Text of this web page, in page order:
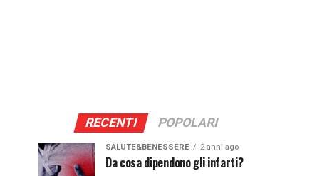
RECENTI POPOLARI
SALUTE&BENESSERE 2 anni ago
Da cosa dipendono gli infarti?